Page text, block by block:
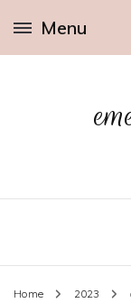
Menu
Home 2023